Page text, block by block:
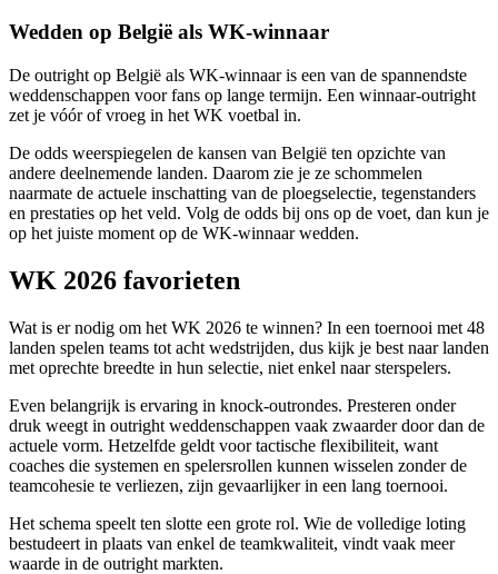
Wedden op België als WK-winnaar
De outright op België als WK-winnaar is een van de spannendste
weddenschappen voor fans op lange termijn. Een winnaar-outright
zet je vóór of vroeg in het WK voetbal in.
De odds weerspiegelen de kansen van België ten opzichte van
andere deelnemende landen. Daarom zie je ze schommelen
naarmate de actuele inschatting van de ploegselectie, tegenstanders
en prestaties op het veld. Volg de odds bij ons op de voet, dan kun je
op het juiste moment op de WK-winnaar wedden.
WK 2026 favorieten
Wat is er nodig om het WK 2026 te winnen? In een toernooi met 48
landen spelen teams tot acht wedstrijden, dus kijk je best naar landen
met oprechte breedte in hun selectie, niet enkel naar sterspelers.
Even belangrijk is ervaring in knock-outrondes. Presteren onder
druk weegt in outright weddenschappen vaak zwaarder door dan de
actuele vorm. Hetzelfde geldt voor tactische flexibiliteit, want
coaches die systemen en spelersrollen kunnen wisselen zonder de
teamcohesie te verliezen, zijn gevaarlijker in een lang toernooi.
Het schema speelt ten slotte een grote rol. Wie de volledige loting
bestudeert in plaats van enkel de teamkwaliteit, vindt vaak meer
waarde in de outright markten.